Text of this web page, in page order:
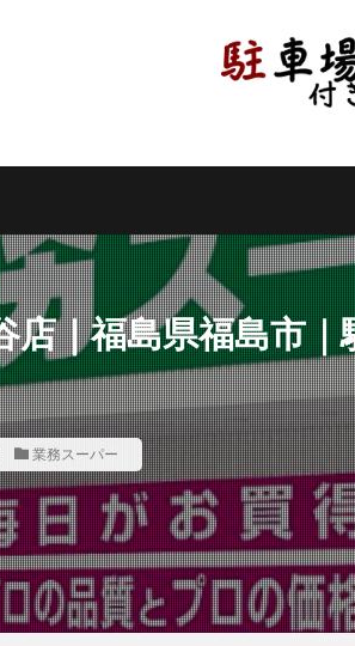
店｜福島県福島市
業務スーパー
岐阜県 静岡県
鳥取県
鹿児島県
沖縄県